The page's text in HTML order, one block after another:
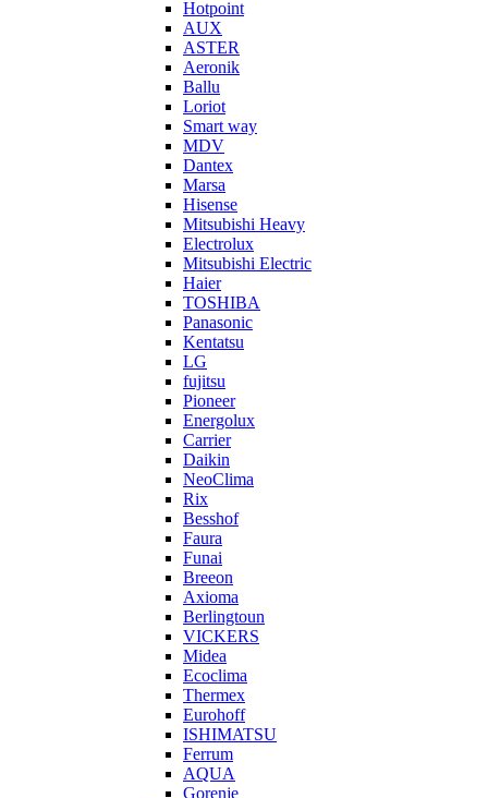
Hotpoint
AUX
ASTER
Aeronik
Ballu
Loriot
Smart way
MDV
Dantex
Marsa
Hisense
Mitsubishi Heavy
Electrolux
Mitsubishi Electric
Haier
TOSHIBA
Panasonic
Kentatsu
LG
fujitsu
Pioneer
Energolux
Carrier
Daikin
NeoClima
Rix
Besshof
Faura
Funai
Breeon
Axioma
Berlingtoun
VICKERS
Midea
Ecoclima
Thermex
Eurohoff
ISHIMATSU
Ferrum
AQUA
Gorenje